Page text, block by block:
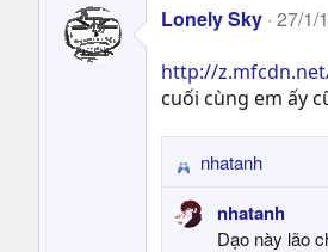
Lonely Sky 27/1/
http://
cuối cùng em ấy
R
e
a
nhatanh
nhatanh
Dạo này lão